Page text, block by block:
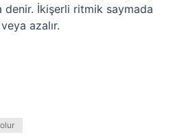
İkişerli ritmik saymada
azalır.